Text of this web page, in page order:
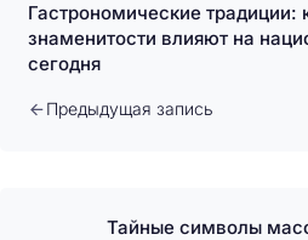
Гастрономические традиции:
знаменитости влияют на
сегодня
Предыдущая запись
Тайные символы